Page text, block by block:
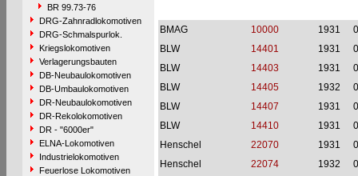
BR 99.73-76
DRG-Zahnradlokomotiven
DRG-Schmalspurlok.
Kriegslokomotiven
Verlagerungsbauten
DB-Neubaulokomotiven
DB-Umbaulokomotiven
DR-Neubaulokomotiven
DR-Rekolokomotiven
DR - "6000er"
ELNA-Lokomotiven
Industrielokomotiven
Feuerlose Lokomotiven
BMAG 10000 1931
BLW
14401 1931
BLW
14403 1931
BLW
14405 1932
BLW
14407 1931
BLW
14410 1931
Henschel
22070 1931
Henschel
22074 1932